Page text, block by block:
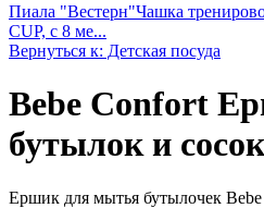
Пиала "Вестерн"Чашка
CUP, с 8 ме...
Вернуться к: Детская посуда
Bebe Confort
бутылок и
Ершик для мытья бутылочек